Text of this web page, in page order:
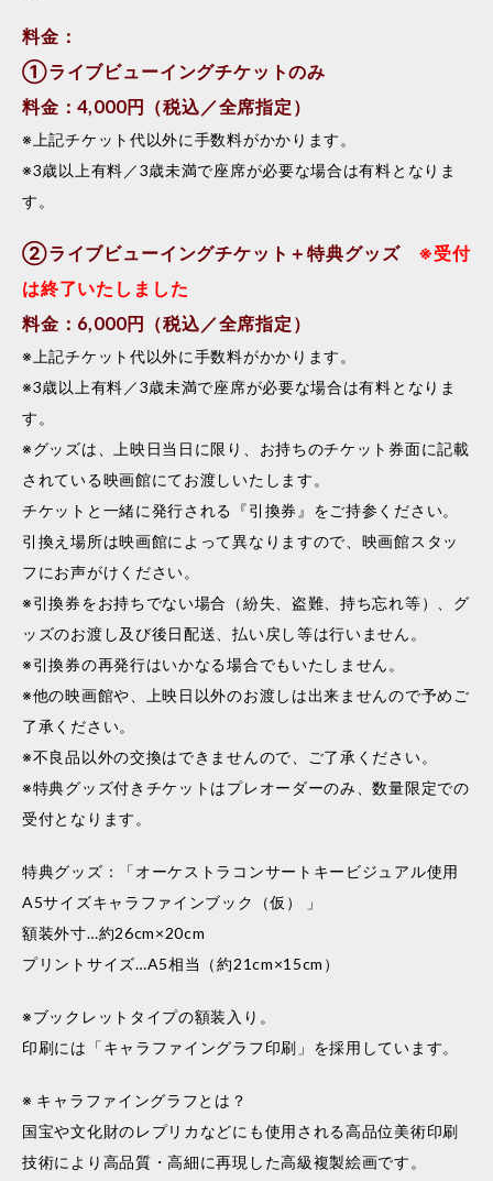
料金：
①ライブビューイングチケットのみ
料金：4,000円（税込／全席指定）
※上記チケット代以外に手数料がかかります。
※3歳以上有料／3歳未満で座席が必要な場合は有料となりま
す。
②ライブビューイングチケット＋特典グッズ ※受付
は終了いたしました
料金：6,000円（税込／全席指定）
※上記チケット代以外に手数料がかかります。
※3歳以上有料／3歳未満で座席が必要な場合は有料となりま
す。
※グッズは、上映日当日に限り、お持ちのチケット券面に記載
されている映画館にてお渡しいたします。
チケットと一緒に発行される『引換券』をご持参ください。
引換え場所は映画館によって異なりますので、映画館スタッ
フにお声がけください。
※引換券をお持ちでない場合（紛失、盗難、持ち忘れ等）、グ
ッズのお渡し及び後日配送、払い戻し等は行いません。
※引換券の再発行はいかなる場合でもいたしません。
※他の映画館や、上映日以外のお渡しは出来ませんので予めご
了承ください。
※不良品以外の交換はできませんので、ご了承ください。
※特典グッズ付きチケットはプレオーダーのみ、数量限定での
受付となります。
特典グッズ：「オーケストラコンサートキービジュアル使用
A5サイズキャラファインブック（仮） 」
額装外寸…約26cm×20cm
プリントサイズ…A5相当（約21cm×15cm）
※ブックレットタイプの額装入り。
印刷には「キャラファイングラフ印刷」を採用しています。
※ キャラファイングラフとは？
国宝や文化財のレプリカなどにも使用される高品位美術印刷
技術により高品質・高細に再現した高級複製絵画です。